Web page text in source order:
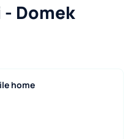
Domek
home